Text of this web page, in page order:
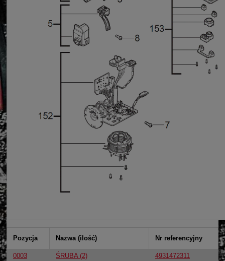
Pozycja Nazwa (ilość) Nr referencyjny
0003 ŚRUBA (2)
4931472311